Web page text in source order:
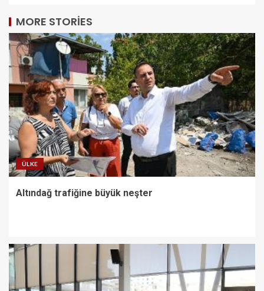
MORE STORIES
ÜLKE
Altındağ trafiğine büyük neşter